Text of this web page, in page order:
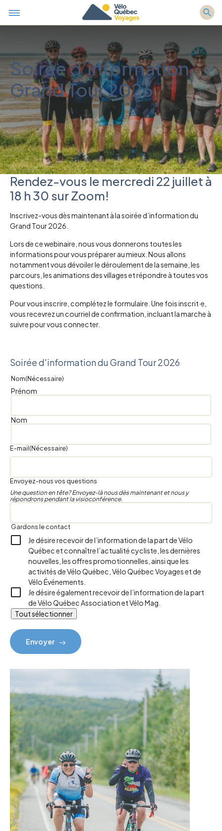
Soirée d’information
Grand Tour 2026
Rendez-vous le mercredi 22 juillet à
18 h 30 sur Zoom!
Inscrivez-vous dès maintenant à la soirée d’information du
Grand Tour 2026.
Lors de ce webinaire, nous vous donnerons toutes les
informations pour vous préparer au mieux. Nous allons
notamment vous dévoiler le déroulement de la semaine, les
parcours, les animations des villages et répondre à toutes vos
questions.
Pour vous inscrire, complétez le formulaire. Une fois inscrit·e,
vous recevrez un courriel de confirmation, incluant la marche à
suivre pour vous connecter.
Soirée d'information du Grand Tour 2026
Nom(Nécessaire)
Prénom
Nom
E-mail(Nécessaire)
Envoyez-nous vos questions
Une question en tête? Envoyez-là nous dès maintenant et nous y
répondrons pendant la visioconférence.
Gardons le contact
Je désire recevoir de l’information de la part de Vélo
Québec et connaître l’actualité cycliste, les dernières
nouvelles, les offres promotionnelles, ainsi que les
activités de Vélo Québec, Vélo Québec Voyages et de
Vélo Événements.
Je désire également recevoir de l’information de la part
de Vélo Québec Association et Vélo Mag.
Tout sélectionner
Envoyer